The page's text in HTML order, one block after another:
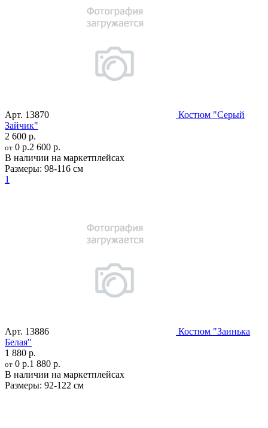
Арт. 13870
Костюм "Серый
Зайчик"
2 600 р.
от 0 р.2 600 р.
В наличии на маркетплейсах
Размеры: 98-116 см
1
Арт. 13886
Костюм "Заинька
Белая"
1 880 р.
от 0 р.1 880 р.
В наличии на маркетплейсах
Размеры: 92-122 см